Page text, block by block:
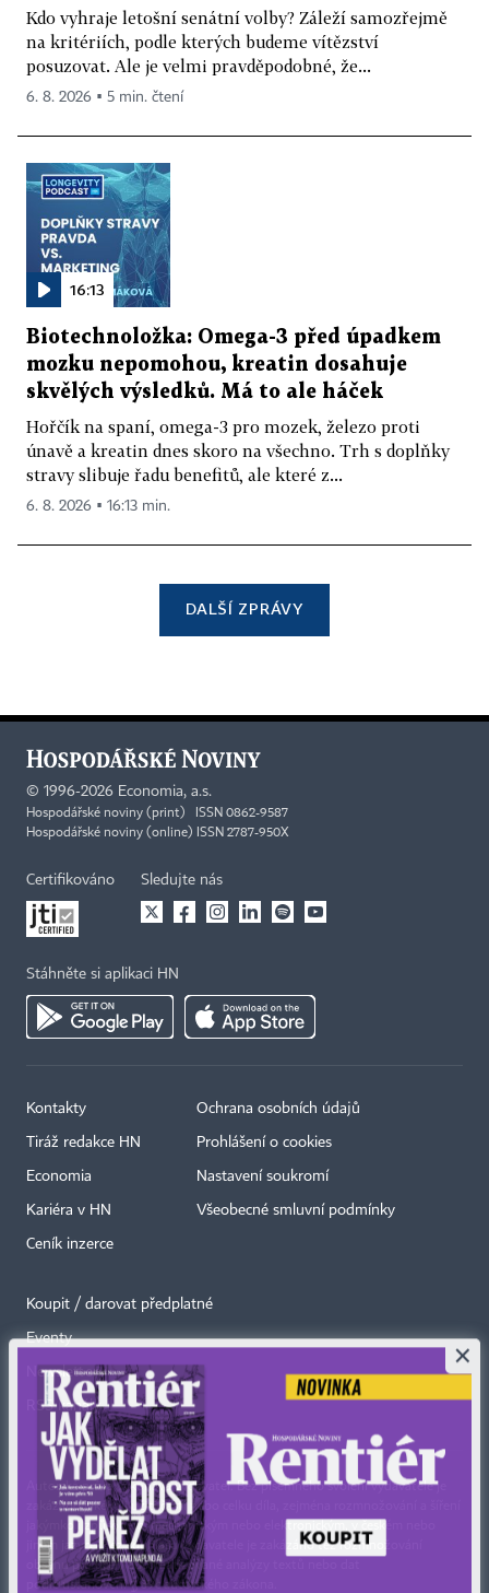
Kdo vyhraje letošní senátní volby? Záleží samozřejmě
na kritériích, podle kterých budeme vítězství
posuzovat. Ale je velmi pravděpodobné, že...
6. 8. 2026 ▪ 5 min. čtení
16:13
Biotechnoložka: Omega-3 před úpadkem
mozku nepomohou, kreatin dosahuje
skvělých výsledků. Má to ale háček
Hořčík na spaní, omega-3 pro mozek, železo proti
únavě a kreatin dnes skoro na všechno. Trh s doplňky
stravy slibuje řadu benefitů, ale které z...
6. 8. 2026 ▪ 16:13 min.
DALŠÍ ZPRÁVY
© 1996-2026 Economia, a.s.
Hospodářské noviny (print) ISSN 0862-9587
Hospodářské noviny (online) ISSN 2787-950X
Certifikováno Sledujte nás
Stáhněte si aplikaci HN
Kontakty
Tiráž redakce HN
Economia
Kariéra v HN
Ceník inzerce
Ochrana osobních údajů
Prohlášení o cookies
Nastavení soukromí
Všeobecné smluvní podmínky
Koupit / darovat předplatné
Eventy
Newslettery
RSS kanály
Autorská práva vykonává vydavatel. Bez písemného svolení vydavatele je
zakázáno jakékoli užití částí nebo celku díla, zejména rozmnožování a šíření
jakýmkoli způsobem, mechanickým nebo elektronickým, v českém nebo
jiném jazyce. Bez souhlasu vydavatele je zakázáno též rozmnožování
obsahu pro účely automatizované analýzy textů nebo dat
podle ustanovení § 39c autorského zákona.
×